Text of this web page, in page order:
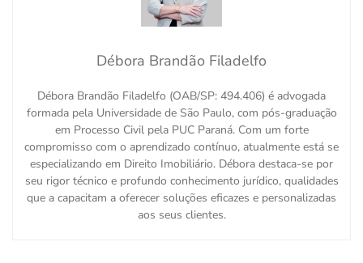
Débora Brandão Filadelfo
Débora Brandão Filadelfo (OAB/SP: 494.406) é advogada
formada pela Universidade de São Paulo, com pós-graduação
em Processo Civil pela PUC Paraná. Com um forte
compromisso com o aprendizado contínuo, atualmente está se
especializando em Direito Imobiliário. Débora destaca-se por
seu rigor técnico e profundo conhecimento jurídico, qualidades
que a capacitam a oferecer soluções eficazes e personalizadas
aos seus clientes.